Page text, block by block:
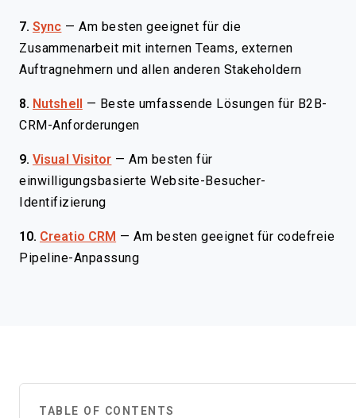
7. Sync —Am besten geeignet für die
Zusammenarbeit mit internen Teams, externen
Auftragnehmern und allen anderen Stakeholdern
8. Nutshell — Beste umfassende Lösungen für B2B-
CRM-Anforderungen
9. Visual Visitor —Am besten für
einwilligungsbasierte Website-Besucher-
Identifizierung
10. Creatio CRM —Am besten geeignet für codefreie
Pipeline-Anpassung
TABLE OF CONTENTS